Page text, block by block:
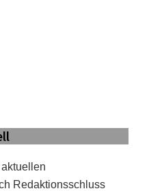
Redaktionsschluss